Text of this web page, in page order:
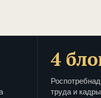
4
труда и